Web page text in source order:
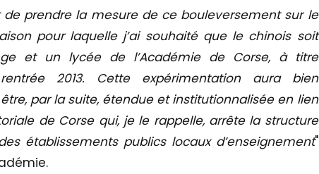
prendre la mesure de ce bouleversement sur le
pour laquelle j’ai souhaité que le chinois soit
et un lycée de l’Académie de Corse, à titre
2013. Cette expérimentation aura bien
par la suite, étendue et institutionnalisée en lien
de Corse qui, je le rappelle, arrête la structure
établissements publics locaux d’enseignement"